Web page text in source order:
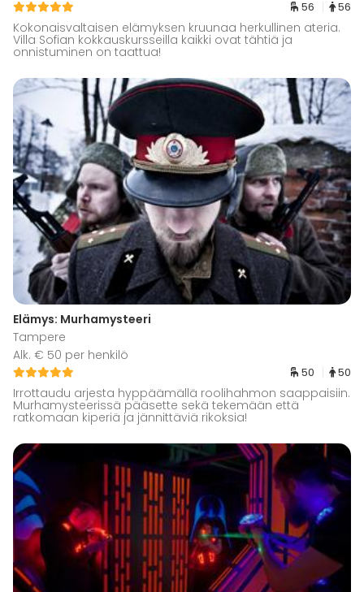
56 56
Kokonaisvaltaisen elämyksen kruunaa herkullinen ateria.
Villa Sofian kokkauskursseilla kaikki ovat tähtiä ja
onnistuminen on taattua!
Elämys: Murhamysteeri
Tampere
Alk. € 50 per henkilö
50 50
Irrottaudu arjesta hyppäämällä roolihahmon saappaisiin.
Murhamysteerissä pääsette sekä tekemään että
ratkomaan kiperiä ja jännittäviä rikoksia!